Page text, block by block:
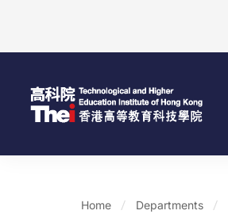
Home Departments